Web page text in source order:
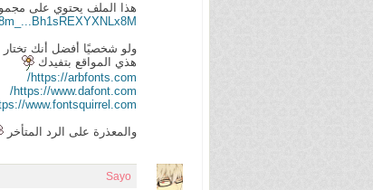
هذا الملف يحتوي على
ولو شخصيًا أفضل أنك
هذي المواقع بتفيدك
https://arbfonts.com/
https://www.dafont.com/
www.fontsquirrel.com/
والمعذرة على الرد المتأخر
Sayo